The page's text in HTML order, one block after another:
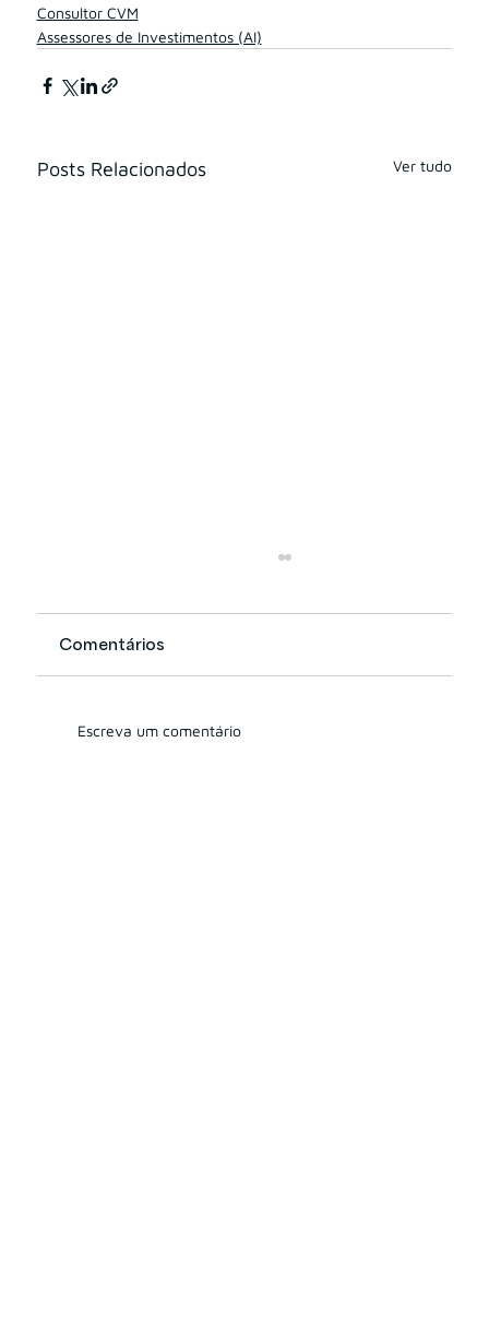
Consultor CVM
Assessores de Investimentos (AI)
Posts Relacionados Ver tudo
Comentários
Escreva um comentário